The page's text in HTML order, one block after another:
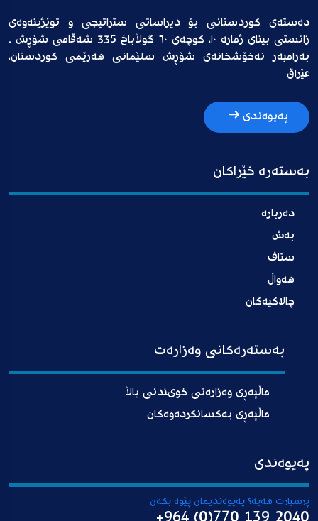
دەستەی کوردستانی بۆ دیراساتی ستراتیجی و توێژینەوەی
زانستی بینای ژمارە ١٠، کوچەی ٦٠ گوڵاباخ 335 شەقامی شۆڕش ,
بەرامبەر نەخۆشخانەی شۆڕش سلێمانی هەرێمی کوردستان،
عێراق
پەیوەندی
بەستەرە خێراکان
دەربارە
بەش
ستاف
هەواڵ
چالاکیەکان
بەستەرەکانی وەزارەت
ماڵپەڕی وەزارەتی خوىندنی باڵا
ماڵپەڕی یەکسانکردەوەکان
پەیوەندی
پرسیارت هەیە؟ پەیوەندیمان پێوە بکەن